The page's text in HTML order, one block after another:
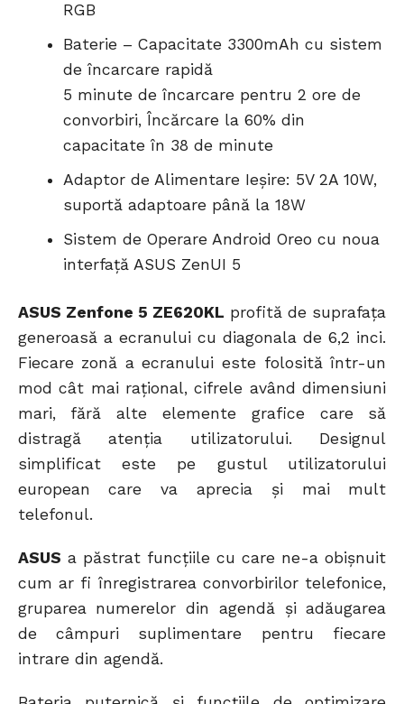
RGB
Baterie – Capacitate 3300mAh cu sistem
de încarcare rapidă
5 minute de încarcare pentru 2 ore de
convorbiri, Încărcare la 60% din
capacitate în 38 de minute
Adaptor de Alimentare Ieșire: 5V 2A 10W,
suportă adaptoare până la 18W
Sistem de Operare Android Oreo cu noua
interfață ASUS ZenUI 5
ASUS Zenfone 5 ZE620KL profită de suprafața
generoasă a ecranului cu diagonala de 6,2 inci.
Fiecare zonă a ecranului este folosită într-un
mod cât mai rațional, cifrele având dimensiuni
mari, fără alte elemente grafice care să
distragă atenția utilizatorului. Designul
simplificat este pe gustul utilizatorului
european care va aprecia și mai mult
telefonul.
ASUS a păstrat funcțiile cu care ne-a obișnuit
cum ar fi înregistrarea convorbirilor telefonice,
gruparea numerelor din agendă și adăugarea
de câmpuri suplimentare pentru fiecare
intrare din agendă.